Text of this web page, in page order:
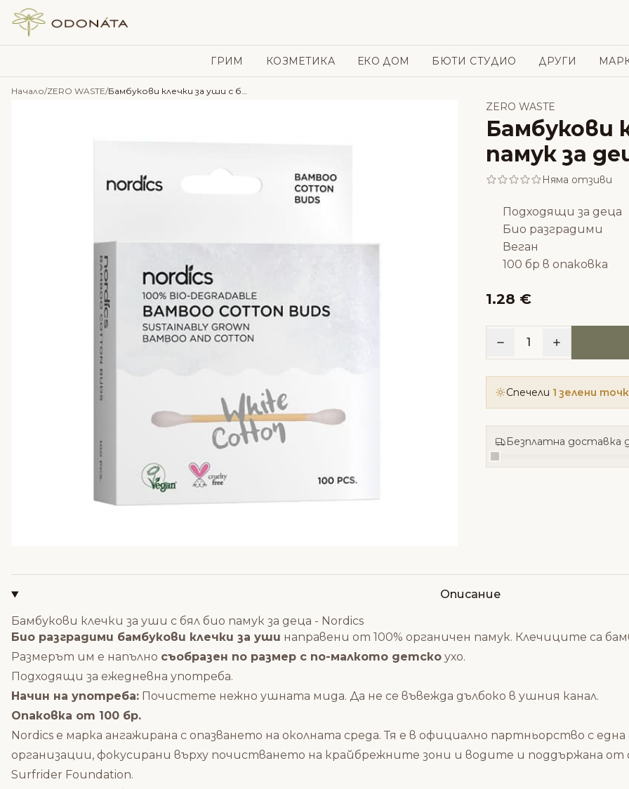
Skip to content
ГРИМ КОЗМЕТИКА ЕКО ДОМ БЮТИ СТУДИО ДРУГИ
Начало/ZERO WASTE/ Бамбукови клечки за уши с бял био памук за деца – Nordics
ZERO WASTE
Бамбукови
памук за
Няма отзиви
Подходящи за деца
Био разградими
Веган
100 бр в опаковка
1.28 €
1
Спечели 1 зелени
Безплатна доставка
Описание
Бамбукови клечки за уши с бял био памук за деца - Nordics
Био разградими бамбукови клечки за уши направени от 100% органичен памук. Клечиците са
Размерът им е напълно съобразен по размер с по-малкото детско ухо.
Подходящи за ежедневна употреба.
Начин на употреба: Почистете нежно ушната мида. Да не се въвежда дълбоко в ушния канал.
Опаковка от 100 бр.
Nordics е марка ангажирана с опазването на околната среда. Тя е в официално партньорство с
организации, фокусирани върху почистването на крайбрежните зони и водите и поддържана
Surfrider Foundation.